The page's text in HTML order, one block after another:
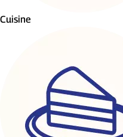
Cuisine